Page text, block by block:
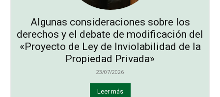
Algunas consideraciones sobre los
derechos y el debate de modificación del
«Proyecto de Ley de Inviolabilidad de la
Propiedad Privada»
23/07/2026
Leer más